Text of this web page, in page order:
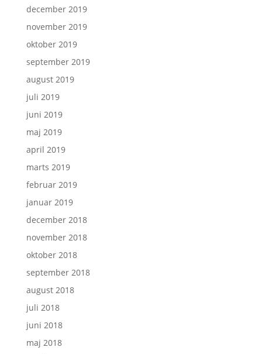
december 2019
november 2019
oktober 2019
september 2019
august 2019
juli 2019
juni 2019
maj 2019
april 2019
marts 2019
februar 2019
januar 2019
december 2018
november 2018
oktober 2018
september 2018
august 2018
juli 2018
juni 2018
maj 2018